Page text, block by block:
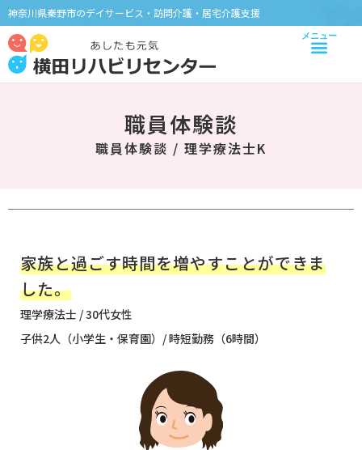
神奈川県秦野市のデイサービス・訪問介護・居宅介護支援
職員体験談
職員体験談 / 理学療法士K
家族と過ごす時間を増やすことができま
した。
理学療法士 / 30代女性
子供2人（小学生・保育園）/ 時短勤務（6時間）